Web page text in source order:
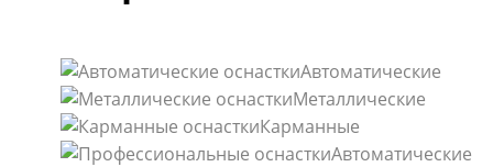
Автоматические
Металлические
Карманные
Автоматические